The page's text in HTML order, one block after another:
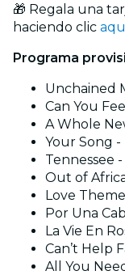
🎁 Regala una
haciendo clic
Programa
Unchained
Can You
A Whole
Your Song
Tennessee
Out of
Love
Por Una
La Vie En
Can’t Help
All You